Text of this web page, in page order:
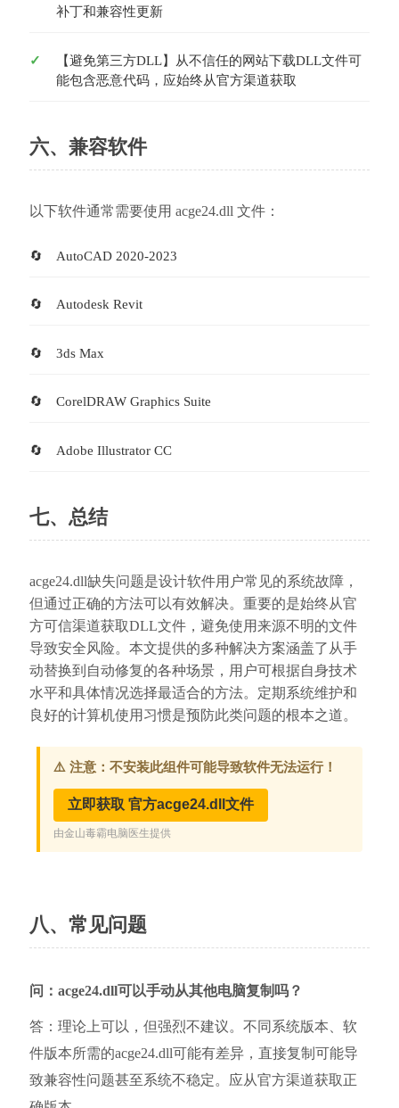
补丁和兼容性更新
【避免第三方DLL】从不信任的网站下载DLL文件可
能包含恶意代码，应始终从官方渠道获取
六、兼容软件
以下软件通常需要使用 acge24.dll 文件：
AutoCAD 2020-2023
Autodesk Revit
3ds Max
CorelDRAW Graphics Suite
Adobe Illustrator CC
七、总结
acge24.dll缺失问题是设计软件用户常见的系统故障，
但通过正确的方法可以有效解决。重要的是始终从官
方可信渠道获取DLL文件，避免使用来源不明的文件
导致安全风险。本文提供的多种解决方案涵盖了从手
动替换到自动修复的各种场景，用户可根据自身技术
水平和具体情况选择最适合的方法。定期系统维护和
良好的计算机使用习惯是预防此类问题的根本之道。
八、常见问题
问：acge24.dll可以手动从其他电脑复制吗？
答：理论上可以，但强烈不建议。不同系统版本、软
件版本所需的acge24.dll可能有差异，直接复制可能导
致兼容性问题甚至系统不稳定。应从官方渠道获取正